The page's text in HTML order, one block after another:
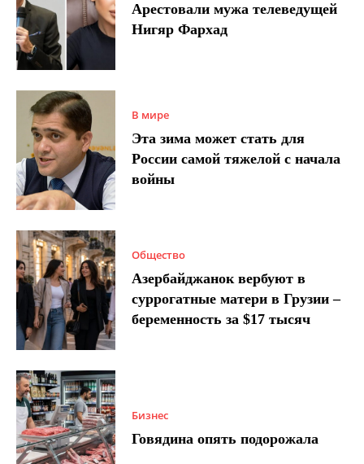
Арестовали мужа телеведущей
Нигяр Фархад
В мире
Эта зима может стать для
России самой тяжелой с начала
войны
Общество
Азербайджанок вербуют в
суррогатные матери в Грузии –
беременность за $17 тысяч
Бизнес
Говядина опять подорожала